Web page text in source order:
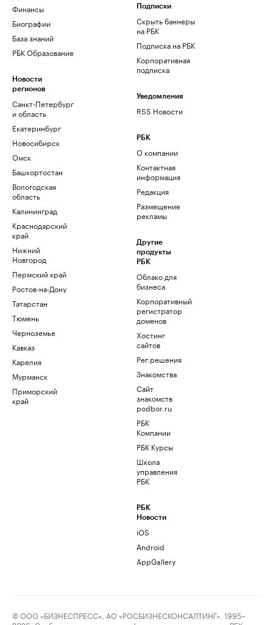
Финансы
Биографии
База знаний
РБК Образование
Новости
регионов
Санкт-Петербург
и область
Екатеринбург
Новосибирск
Омск
Башкортостан
Вологодская
область
Калининград
Краснодарский
край
Нижний
Новгород
Пермский край
Ростов-на-Дону
Татарстан
Тюмень
Черноземье
Кавказ
Карелия
Мурманск
Приморский
край
Подписки
Скрыть баннеры
на РБК
Подписка на РБК
Корпоративная
подписка
Уведомления
RSS Новости
РБК
О компании
Контактная
информация
Редакция
Размещение
рекламы
Другие
продукты
РБК
Облако для
бизнеса
Корпоративный
регистратор
доменов
Хостинг
сайтов
Рег.решения
Знакомства
Сайт
знакомств
podbor.ru
РБК
Компании
РБК Курсы
Школа
управления
РБК
РБК
Новости
iOS
Android
AppGallery
© ООО «БИЗНЕСПРЕСС», АО «РОСБИЗНЕСКОНСАЛТИНГ», 1995–